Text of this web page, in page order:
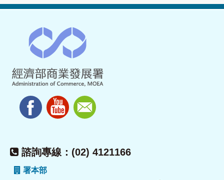
諮詢專線：(02) 4121166
署本部